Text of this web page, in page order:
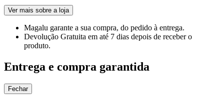
Ver mais sobre a loja
Magalu garante a sua compra, do pedido à entrega.
Devolução Gratuita em até 7 dias depois de receber o
produto.
Entrega e compra garantida
Fechar